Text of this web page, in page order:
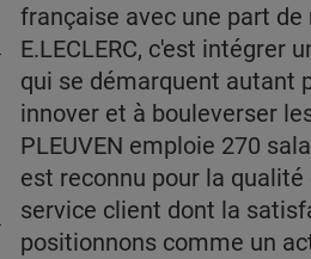
française avec une part de
E.LECLERC, c'est intégrer
qui se démarquent autant
innover et à bouleverser
PLEUVEN emploie 270
est reconnu pour la
service client dont la
positionnons comme un